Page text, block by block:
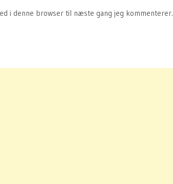
i denne browser til næste gang jeg kommenterer.